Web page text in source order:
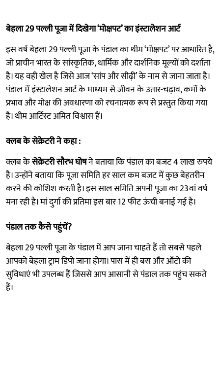
बेहला 29 पल्ली पूजा में दिखेगा ‘मोक्षपट’ का इंस्टालेशन आर्ट
इस वर्ष बेहला 29 पल्ली पूजा के पंडाल का थीम ‘मोक्षपट’ पर आधारित है,
जो प्राचीन भारत के सांस्कृतिक, धार्मिक और दार्शनिक मूल्यों को दर्शाता
है। यह वही खेल है जिसे आज ‘सांप और सीढ़ी’ के नाम से जाना जाता है।
पंडाल में इंस्टालेशन आर्ट के माध्यम से जीवन के उतार-चढ़ाव, कर्मों के
प्रभाव और मोक्ष की अवधारणा को रचनात्मक रूप से प्रस्तुत किया गया
है। थीम आर्टिस्ट अमित विश्वास हैं।
क्लब के सेक्रेटरी ने कहा :
क्लब केसेक्रेटरी सौरभ घोषने बताया कि पंडाल का बजट 4 लाख रुपये
है। उन्होंने बताया कि पूजा समिति हर साल कम बजट में कुछ बेहतरीन
करने की कोशिश करती है। इस साल समिति अपनी पूजा का 23वां वर्ष
मना रही है। मां दुर्गा की प्रतिमा इस बार 12 फीट ऊंची बनाई गई है।
पंडाल तक कैसे पहुंचें?
बेहला 29 पल्ली पूजा के पंडाल में आप जाना चाहते हैं तो सबसे पहले
आपको बेहला ट्राम डिपो जाना होगा। पास में ही बस और ऑटो की
सुविधाएं भी उपलब्ध हैं जिससे आप आसानी से पंडाल तक पहुंच सकते
हैं।